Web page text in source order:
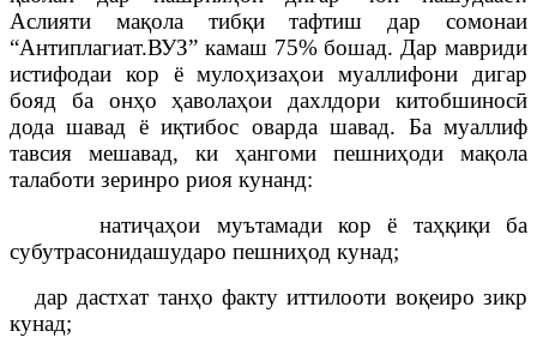
Аслияти мақола тибқи тафтиш дар сомонаи
“Антиплагиат.ВУЗ” камаш 75% бошад. Дар мавриди
истифодаи кор ё мулоҳизаҳои муаллифони дигар
бояд ба онҳо ҳаволаҳои дахлдори китобшиносӣ
дода шавад ё иқтибос оварда шавад. Ба муаллиф
тавсия мешавад, ки ҳангоми пешниҳоди мақола
талаботи зеринро риоя кунанд:
натиҷаҳои муътамади кор ё таҳқиқи ба
субутрасонидашударо пешниҳод кунад;
дар дастхат танҳо факту иттилооти воқеиро зикр
кунад;